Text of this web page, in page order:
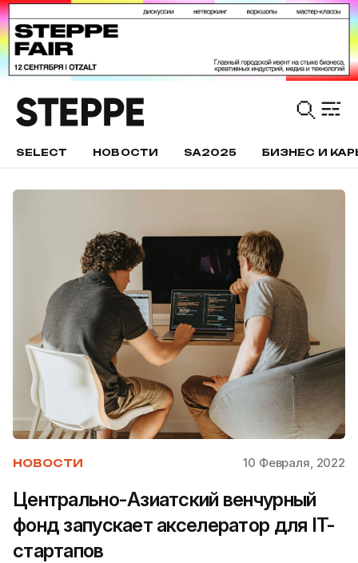
SELECT НОВОСТИ SA2025 БИЗНЕС И
НОВОСТИ 10 Февраля, 2022
Центрально-Азиатский венчурный
фонд запускает акселератор для IT-
стартапов